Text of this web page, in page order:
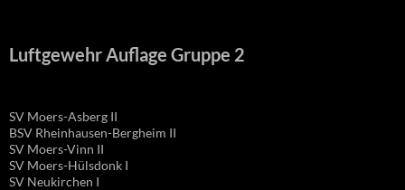
Luftgewehr Auflage Gruppe 2
SV Moers-Asberg II
BSV Rheinhausen-Bergheim II
SV Moers-Vinn II
SV Moers-Hülsdonk I
SV Neukirchen I